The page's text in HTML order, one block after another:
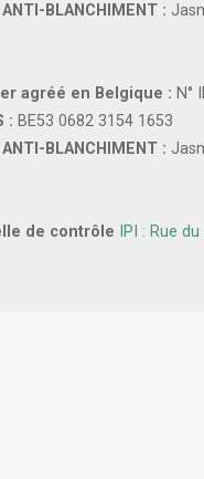
ANTI-BLANCHIMENT :
agréé en Belgique : N°
: BE53 0682 3154 1653
ANTI-BLANCHIMENT :
de contrôle IPI : Rue